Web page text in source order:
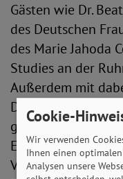
Gästen wie Dr.
des Deutschen
des Marie Jahoda
Studies an der
Außerdem mit
Direktorin der von
geschaffenen
Ergänzt wird die
Vorsitzende des
Cookie-
Wir verwenden
Ihnen einen
Analysen unsere